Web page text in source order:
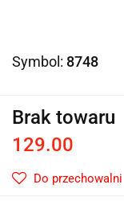
Symbol: 8748
Brak towaru
129.00
Do przechowalni